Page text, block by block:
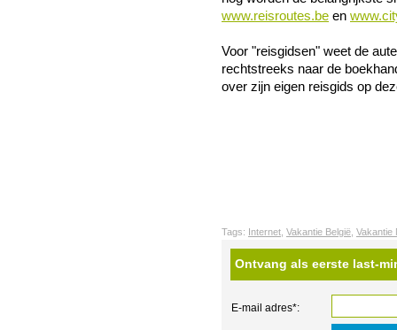
www.reisroutes.be en
Voor "reisgidsen" weet de
rechtstreeks naar de
over zijn eigen reisgids op
Tags: Internet Vakantie België Vakantie
Ontvang als eerste last-
E-mail adres*: